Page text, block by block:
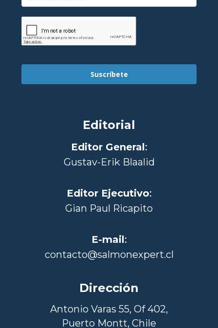
Suscríbete
Editorial
Editor General:
Gustav-Erik Blaalid
Editor Ejecutivo:
Gian Paul Ricapito
E-mail:
contacto@salmonexpert.cl
Dirección
Antonio Varas 55, Of 402,
Puerto Montt, Chile